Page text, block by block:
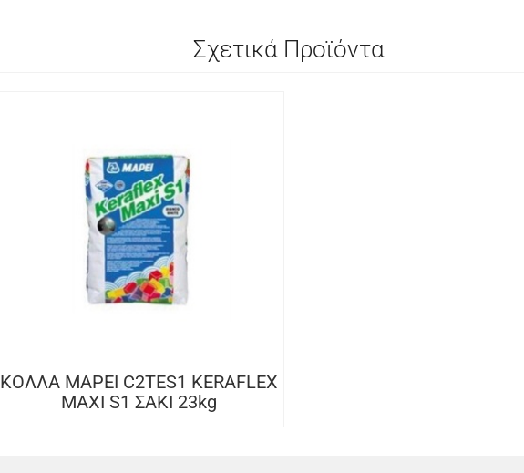
Σχετικά Προϊόντα
ΚΟΛΛΑ MAPEI C2TES1 KERAFLEX
MAXI S1 ΣΑΚΙ 23kg